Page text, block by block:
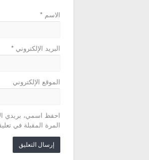
الاسم*
البريد الإلكتروني*
الموقع الإلكتروني
احفظ اسمي، بريدي
المرة المقبلة في